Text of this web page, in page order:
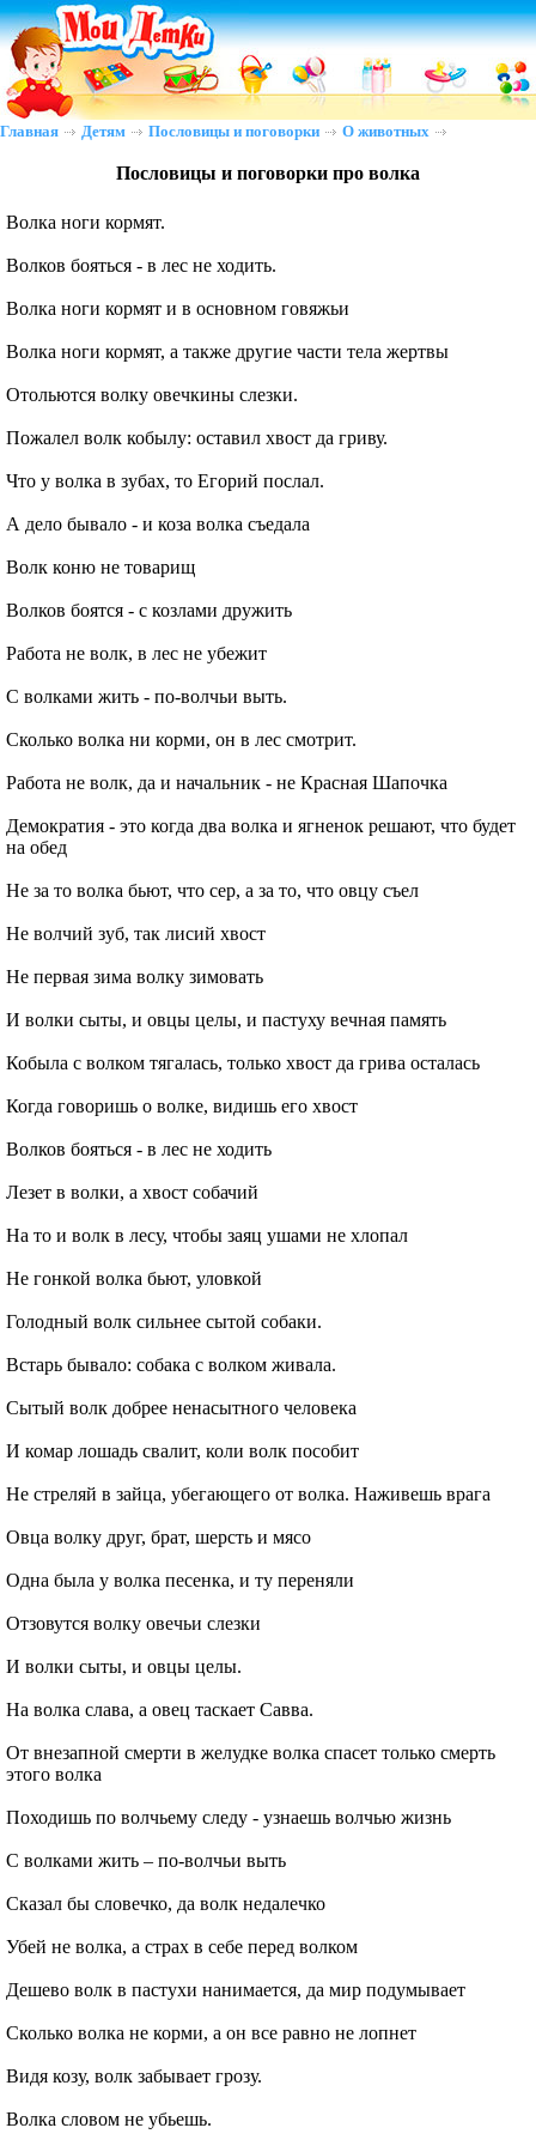
Главная Детям Пословицы и поговорки О животных
Пословицы и поговорки про волка
Волка ноги кормят.
Волков бояться - в лес не ходить.
Волка ноги кормят и в основном говяжьи
Волка ноги кормят, а также другие части тела жертвы
Отольются волку овечкины слезки.
Пожалел волк кобылу: оставил хвост да гриву.
Что у волка в зубах, то Егорий послал.
А дело бывало - и коза волка съедала
Волк коню не товарищ
Волков боятся - с козлами дружить
Работа не волк, в лес не убежит
С волками жить - по-волчьи выть.
Сколько волка ни корми, он в лес смотрит.
Работа не волк, да и начальник - не Красная Шапочка
Демократия - это когда два волка и ягненок решают, что будет
на обед
Не за то волка бьют, что сер, а за то, что овцу съел
Не волчий зуб, так лисий хвост
Не первая зима волку зимовать
И волки сыты, и овцы целы, и пастуху вечная память
Кобыла с волком тягалась, только хвост да грива осталась
Когда говоришь о волке, видишь его хвост
Волков бояться - в лес не ходить
Лезет в волки, а хвост собачий
На то и волк в лесу, чтобы заяц ушами не хлопал
Не гонкой волка бьют, уловкой
Голодный волк сильнее сытой собаки.
Встарь бывало: собака с волком живала.
Сытый волк добрее ненасытного человека
И комар лошадь свалит, коли волк пособит
Не стреляй в зайца, убегающего от волка. Наживешь врага
Овца волку друг, брат, шерсть и мясо
Одна была у волка песенка, и ту переняли
Отзовутся волку овечьи слезки
И волки сыты, и овцы целы.
На волка слава, а овец таскает Савва.
От внезапной смерти в желудке волка спасет только смерть
этого волка
Походишь по волчьему следу - узнаешь волчью жизнь
С волками жить – по-волчьи выть
Сказал бы словечко, да волк недалечко
Убей не волка, а страх в себе перед волком
Дешево волк в пастухи нанимается, да мир подумывает
Сколько волка не корми, а он все равно не лопнет
Видя козу, волк забывает грозу.
Волка словом не убьешь.